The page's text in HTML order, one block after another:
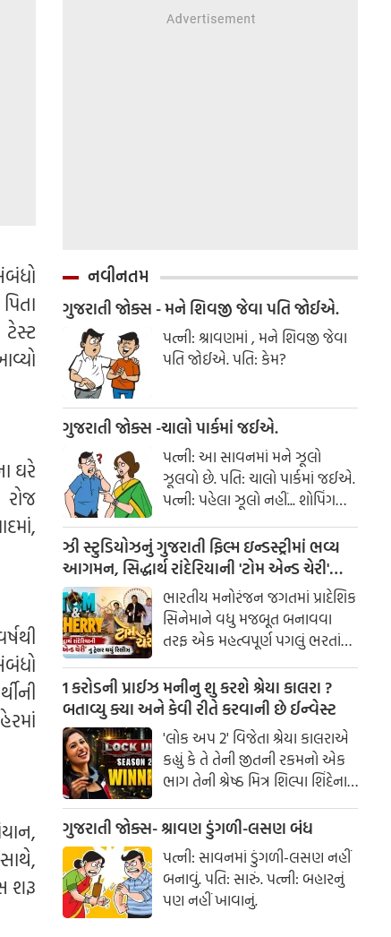
ઘરે
શરૂ
નવીનતમ
ગુજરાતી જોક્સ - મને શિવજી જેવા પતિ જોઈએ.
પત્ની: શ્રાવણમાં , મને શિવજી જેવા
પતિ જોઈએ. પતિ: કેમ?
ગુજરાતી જોક્સ -ચાલો પાર્કમાં જઈએ.
પત્ની: આ સાવનમાં મને ઝૂલો
ઝૂલવો છે. પતિ: ચાલો પાર્કમાં જઈએ.
પત્ની: પહેલા ઝૂલો નહીં... શોપિંગ
કરાવ!
ઝી સ્ટુડિયોઝનું ગુજરાતી ફિલ્મ ઇન્ડસ્ટ્રીમાં ભવ્ય
આગમન, સિદ્ધાર્થ રાંદેરિયાની 'ટોમ એન્ડ ચેરી'
સાથે કરશે શરૂઆત; ટ્રેલર થયું રિલીઝ
ભારતીય મનોરંજન જગતમાં પ્રાદેશિક
સિનેમાને વધુ મજબૂત બનાવવા
તરફ એક મહત્વપૂર્ણ પગલું ભરતાં
ઝી સ્ટુડિયોઝે ગુજરાતી ફિલ્મ
ઇન્ડસ્ટ્રીમાં પોતાની સત્તાવાર
એન્ટ્રીની જાહેરાત કરી છે.
1 કરોડની પ્રાઈઝ મનીનુ શુ કરશે શ્રેયા કાલરા ?
બતાવ્યુ ક્યા અને કેવી રીતે કરવાની છે ઈન્વેસ્ટ
'લોક અપ 2' વિજેતા શ્રેયા કાલરાએ
કહ્યું કે તે તેની જીતની રકમનો એક
ભાગ તેની શ્રેષ્ઠ મિત્ર શિલ્પા શિંદેના
આશ્રય ગૃહમાં દાન કરશે.
ગુજરાતી જોક્સ- શ્રાવણ ડુંગળી-લસણ બંધ
પત્ની: સાવનમાં ડુંગળી-લસણ નહીં
બનાવું. પતિ: સારું. પત્ની: બહારનું
પણ નહીં ખાવાનું.